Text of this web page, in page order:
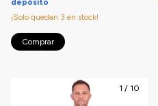
depósito
¡Solo quedan 3 en stock!
Comprar
1 / 10